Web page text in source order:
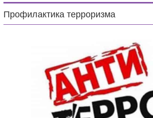
Профилактика терроризма